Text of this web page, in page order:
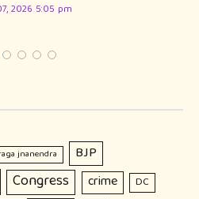
2026 5:05 pm
jnanendra BJP
Congress crime DC